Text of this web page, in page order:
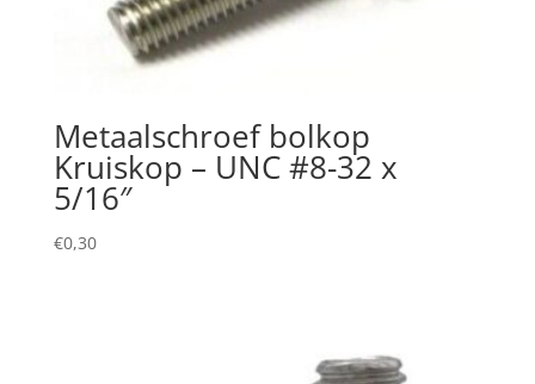
Metaalschroef bolkop
Kruiskop – UNC #8-32 x
5/16″
€0,30